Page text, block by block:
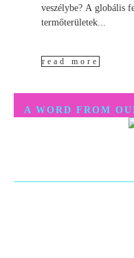
veszélybe? A globális
termőterületek...
read more
A WORD FROM